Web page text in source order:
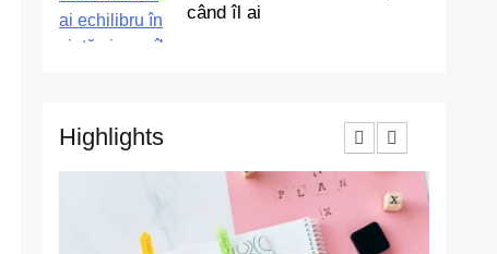
când îl ai
Highlights
3
Ce au în comun toate
renovările reușite? Un
singur detaliu pe care
puțini îl anticipează
ACTUALITATE